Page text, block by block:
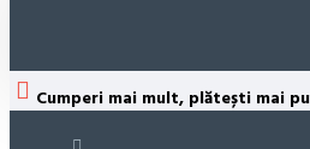
Cumperi mai mult, plătești mai